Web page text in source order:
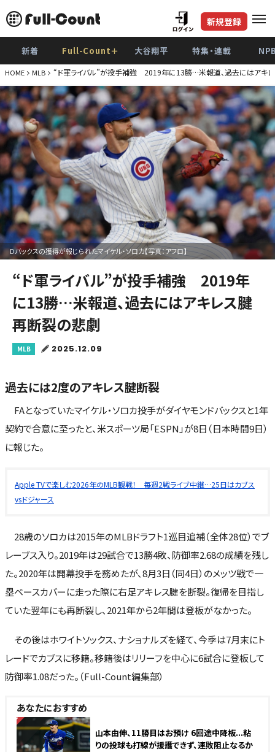
新規登録
新着 Full-Count＋ 大谷翔平 特集・連載
HOME MLB “ド軍ライバル”が投手補強 2019年に13勝…米報道、過去にはアキ
Dバックスの獲得が報じられたマイケル・ソロカ【写真：アフロ】
“ド軍ライバル”が投手補強 2019年
に13勝…米報道、過去にはアキレス腱
再断裂の悲劇
MLB 2025.12.09
過去には2度のアキレス腱断裂
FAとなっていたマイケル・ソロカ投手がダイヤモンドバックスと1年
契約で合意に至ったと、米スポーツ局「ESPN」が8日（日本時間9日）
に報じた。
Apple TVで楽しむ2026年のMLB観戦！ 毎週2戦ライブ中継…25日はカブス
vsドジャース
28歳のソロカは2015年のMLBドラフト1巡目追補（全体28位）でブ
レーブス入り。2019年は29試合で13勝4敗、防御率2.68の成績を残し
た。2020年は開幕投手を務めたが、8月3日（同4日）のメッツ戦で一
塁ベースカバーに走った際に右足アキレス腱を断裂。復帰を目指し
ていた翌年にも再断裂し、2021年から2年間は登板がなかった。
その後はホワイトソックス、ナショナルズを経て、今季は7月末にト
レードでカブスに移籍。移籍後はリリーフを中心に6試合に登板して
防御率1.08だった。（Full-Count編集部）
あなたにおすすめ
NEW
山本由伸、11勝目はお預け 6回途中降板...粘
りの投球も打線が援護できず、連敗阻止なるか